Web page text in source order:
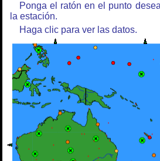
Ponga el ratón en el punto
la estación.
Haga clic para ver las datos.